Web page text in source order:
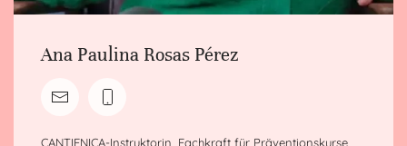
Ana Paulina Rosas Pérez
CANTIENICA-Instruktorin, Fachkraft für Präventionskurse